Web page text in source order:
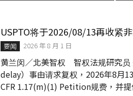
智
顧
問
│
專
利
佈
USPTO将于2026/08/13再收紧
要闻 2026 年 8 月 1 日
黄兰闵／北美智权 智权法规研究
delay）事由请求复权，2026年8月
CFR 1.17(m)(1) Petition规费，并